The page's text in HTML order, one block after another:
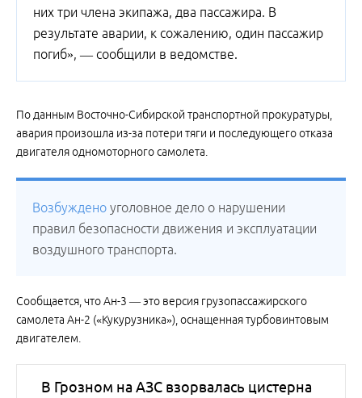
них три члена экипажа, два пассажира. В
результате аварии, к сожалению, один пассажир
погиб», — сообщили в ведомстве.
По данным Восточно-Сибирской транспортной прокуратуры,
авария произошла из-за потери тяги и последующего отказа
двигателя одномоторного самолета.
Возбуждено уголовное дело о нарушении
правил безопасности движения и эксплуатации
воздушного транспорта.
Сообщается, что Ан-3 — это версия грузопассажирского
самолета Ан-2 («Кукурузника»), оснащенная турбовинтовым
двигателем.
В Грозном на АЗС взорвалась цистерна